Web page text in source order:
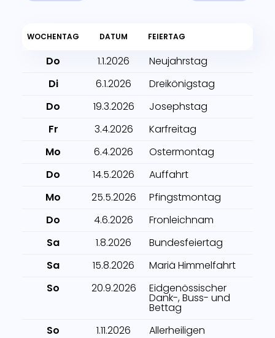
WOCHENTAG DATUM FEIERTAG
Do 1.1.2026
Neujahrstag
Di
6.1.2026
Dreikönigstag
Do
19.3.2026
Josephstag
Fr
3.4.2026
Karfreitag
Mo
6.4.2026
Ostermontag
Do
14.5.2026
Auffahrt
Mo
25.5.2026
Pfingstmontag
Do
4.6.2026
Fronleichnam
Sa
1.8.2026
Bundesfeiertag
Sa
15.8.2026
Mariä Himmelfahrt
So
20.9.2026 Eidgenössischer
Dank-, Buss- und
Bettag
So
1.11.2026
Allerheiligen